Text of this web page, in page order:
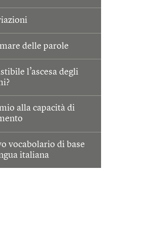
delle parole
l’ascesa degli
alla capacità di
vocabolario di base
italiana